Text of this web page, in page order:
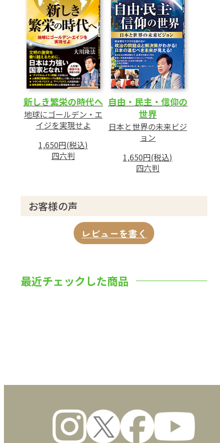
新しき繁栄の時代へ
地球にゴールデン・エ
イジを実現せよ
1,650円(税込)
四六判
自由・民主・信仰の
世界
日本と世界の未来ビジ
ョン
1,650円(税込)
四六判
お客様の声
レビューを書く
最近チェックした商品